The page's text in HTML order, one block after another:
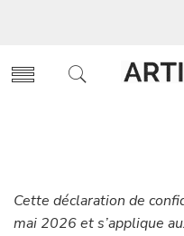
Cette déclaration de
mai 2026 et s’applique